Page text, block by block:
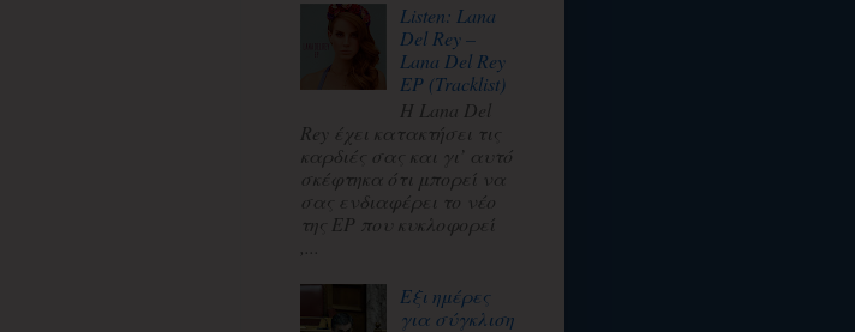
Listen: Lana
Del Rey –
Lana Del Rey
EP (Tracklist)
Η Lana Del
Rey έχει κατακτήσει τις
καρδιές σας και γι’ αυτό
σκέφτηκα ότι μπορεί να
σας ενδιαφέρει το νέο
της EP που κυκλοφορεί
Εξι ημέρες
για σύγκλιση